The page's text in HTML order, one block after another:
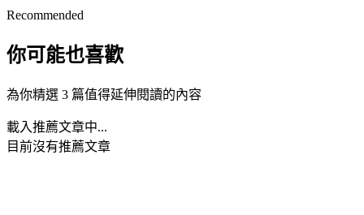
Recommended
你可能也喜歡
為你精選 3 篇值得延伸閱讀的內容
載入推薦文章中...
目前沒有推薦文章